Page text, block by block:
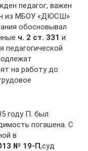
педагог, важен
из МБОУ «ДЮСШ»
обосновывал
ч. 2 ст. 331 и
педагогической
на работу до
году П. был
погашена. С
в
№ 19‑П,суд